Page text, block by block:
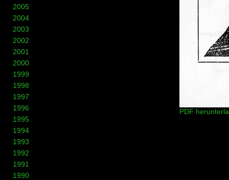
2005
2004
2003
2002
2001
2000
1999
1998
1997
1996
1995
1994
1993
1992
1991
1990
PDF